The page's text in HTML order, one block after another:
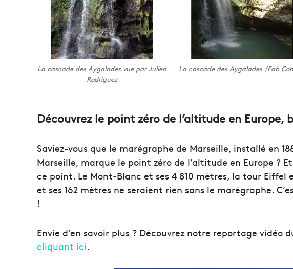
La cascade des Aygalades vue par Julien
Rodriguez
La cascade des Aygalades (Fab
Découvrez le point zéro de l’altitude en Europe,
Saviez-vous que le marégraphe de Marseille, installé en
Marseille, marque le point zéro de l’altitude en Europe ?
ce point. Le Mont-Blanc et ses 4 810 mètres, la tour Eiffel
et ses 162 mètres ne seraient rien sans le marégraphe.
!
Envie d’en savoir plus ? Découvrez notre reportage vidéo
cliquant ici.